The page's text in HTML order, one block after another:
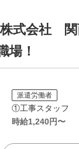
式会社 関
場！
派遣労働者
①工事スタッフ
時給1,240円〜